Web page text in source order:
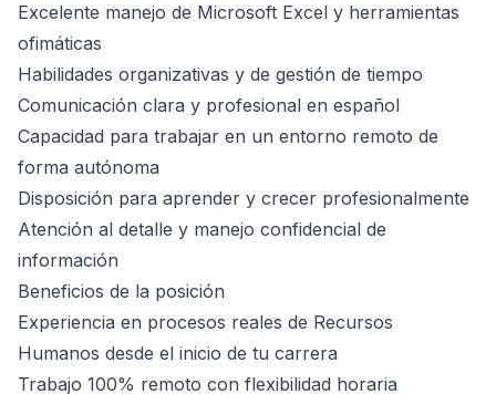
Excelente manejo de Microsoft Excel y herramientas
ofimáticas
Habilidades organizativas y de gestión de tiempo
Comunicación clara y profesional en español
Capacidad para trabajar en un entorno remoto de
forma autónoma
Disposición para aprender y crecer profesionalmente
Atención al detalle y manejo confidencial de
información
Beneficios de la posición
Experiencia en procesos reales de Recursos
Humanos desde el inicio de tu carrera
Trabajo 100% remoto con flexibilidad horaria